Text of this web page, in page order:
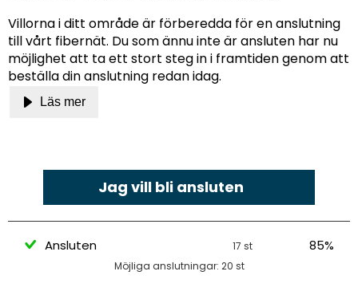
Villorna i ditt område är förberedda för en anslutning
till vårt fibernät. Du som ännu inte är ansluten har nu
möjlighet att ta ett stort steg in i framtiden genom att
beställa din anslutning redan idag.
Läs mer
Jag vill bli ansluten
Ansluten 17 st 85%
Möjliga anslutningar: 20 st